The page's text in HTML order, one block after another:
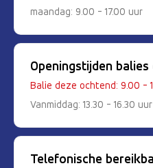
maandag: 9.00 - 17.00 uur
Openingstijden
Balie deze ochtend: 9.00 -
Vanmiddag: 13.30 - 16.30 uur
Telefonische